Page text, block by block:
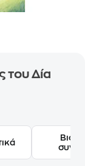
του Δία